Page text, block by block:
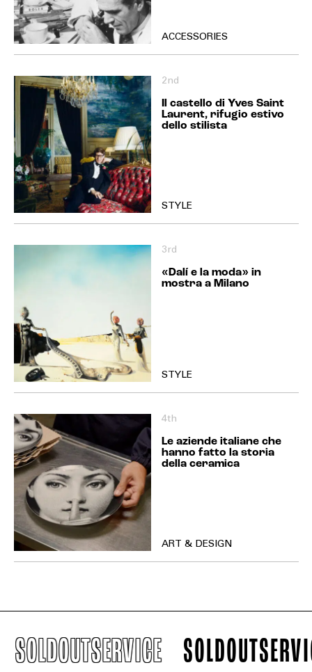
ACCESSORIES
2nd
Il castello di Yves Saint
Laurent, rifugio estivo
dello stilista
STYLE
3rd
«Dalí e la moda» in
mostra a Milano
STYLE
4th
Le aziende italiane che
hanno fatto la storia
della ceramica
ART & DESIGN
SOLDOUTSERVICE